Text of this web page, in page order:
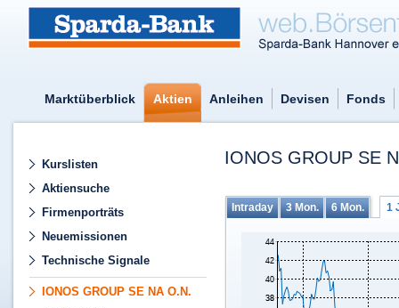
Marktüberblick Aktien Anleihen Devisen Fonds
Kurslisten
Aktiensuche
Firmenporträts
Neuemissionen
Technische Signale
IONOS GROUP SE NA O.N.
IONOS GROUP SE
Intraday 3 Mon. 6 Mon. 1